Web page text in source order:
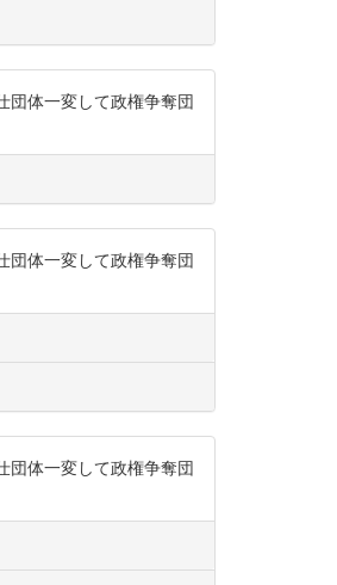
団体一変して政権争奪団
団体一変して政権争奪団
団体一変して政権争奪団